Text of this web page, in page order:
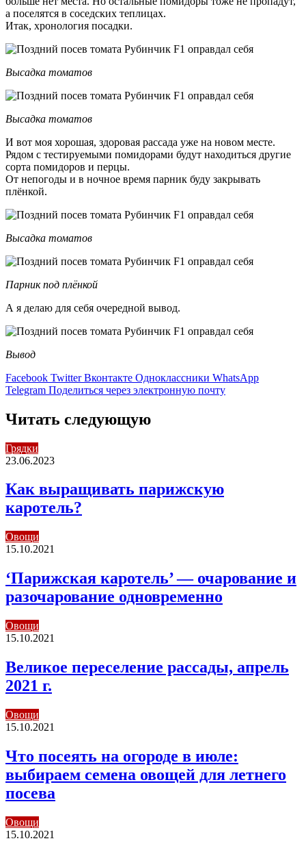
а поселятся в соседских теплицах.
Итак, хронология посадки.
Высадка томатов
Высадка томатов
И вот моя хорошая, здоровая рассада уже на новом месте.
Рядом с тестируемыми помидорами будут находиться другие
сорта помидоров и перцы.
От непогоды и в ночное время парник буду закрывать
плёнкой.
Высадка томатов
Парник под плёнкой
А я делаю для себя очередной вывод.
Вывод
Facebook Twitter Вконтакте Одноклассники WhatsApp
Telegram Поделиться через электронную почту
Читать следующую
Грядки
23.06.2023
Как выращивать парижскую
каротель?
Овощи
15.10.2021
‘Парижская каротель’ — очарование и
разочарование одновременно
Овощи
15.10.2021
Великое переселение рассады, апрель
2021 г.
Овощи
15.10.2021
Что посеять на огороде в июле:
выбираем семена овощей для летнего
посева
Овощи
15.10.2021